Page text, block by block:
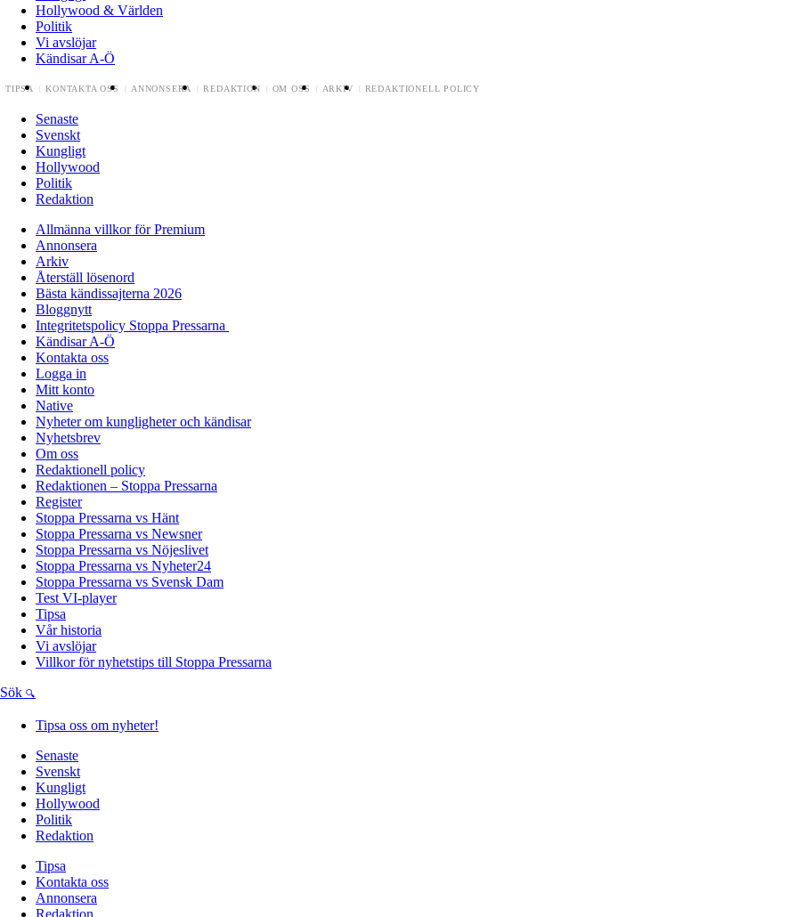
Hollywood & Världen
Politik
Vi avslöjar
Kändisar A-Ö
TIPSA KONTAKTA OSS ANNONSERA REDAKTION OM OSS ARKIV REDAKTIONELL POLICY
Senaste
Svenskt
Kungligt
Hollywood
Politik
Redaktion
Allmänna villkor för Premium
Annonsera
Arkiv
Återställ lösenord
Bästa kändissajterna 2026
Bloggnytt
Integritetspolicy Stoppa Pressarna
Kändisar A-Ö
Kontakta oss
Logga in
Mitt konto
Native
Nyheter om kungligheter och kändisar
Nyhetsbrev
Om oss
Redaktionell policy
Redaktionen – Stoppa Pressarna
Register
Stoppa Pressarna vs Hänt
Stoppa Pressarna vs Newsner
Stoppa Pressarna vs Nöjeslivet
Stoppa Pressarna vs Nyheter24
Stoppa Pressarna vs Svensk Dam
Test VI-player
Tipsa
Vår historia
Vi avslöjar
Villkor för nyhetstips till Stoppa Pressarna
Sök
Tipsa oss om nyheter!
Senaste
Svenskt
Kungligt
Hollywood
Politik
Redaktion
Tipsa
Kontakta oss
Annonsera
Redaktion